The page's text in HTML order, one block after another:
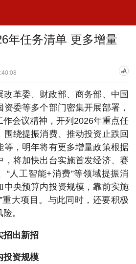
年任务清单 更多增量
改革委、财政部、商务部、中国
资委等多个部门密集开展部署，
会议精神，开列2026年重点任
围绕提振消费、推动投资止跌回
等，明年将有更多增量政策根据
，将加快出台实施首发经济、赛
“人工智能+消费”等领域提振消
中央预算内投资规模，靠前实施
重大项目。与此同时，还要积极
。
招出新招
投资规模